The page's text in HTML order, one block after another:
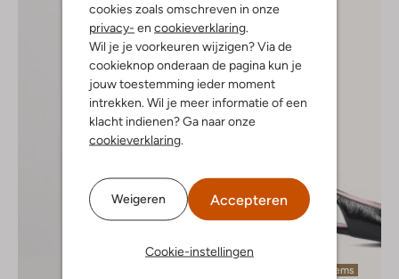
cookies zoals omschreven in onze
privacy- en cookieverklaring
Wil je je voorkeuren wijzigen? Via de
cookieknop onderaan de pagina kun je
jouw toestemming ieder moment
intrekken. Wil je meer informatie of een
klacht indienen? Ga naar onze
cookieverklaring
Weigeren Accepteren
Cookie-instellingen
Laatste items